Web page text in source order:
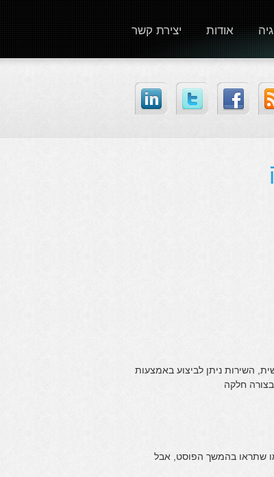
יצירת קשר אודות
השירות ניתן לביצוע באמצעות
חלקה
שתראו בהמשך הפוסט, אבל